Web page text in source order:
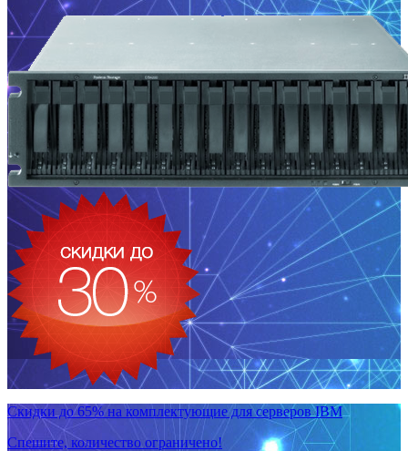
Скидки до 65% на комплектующие для серверов IBM
Спешите, количество ограничено!